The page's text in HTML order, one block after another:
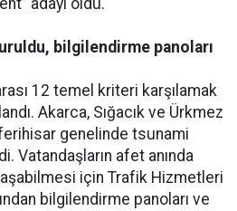
adayı oldu.
bilgilendirme panoları
12 temel kriteri karşılamak
Akarca, Sığacık ve Ürkmez
genelinde tsunami
Vatandaşların afet anında
için Trafik Hizmetleri
bilgilendirme panoları ve